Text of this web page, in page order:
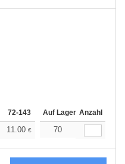
72-143 144-287 288 +
Auf Lager Anzahl
11.00 € 10.45€
70